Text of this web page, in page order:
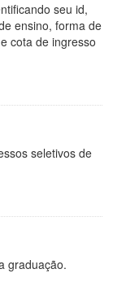
seu id,
ensino, forma de
cota de ingresso
seletivos de
graduação.